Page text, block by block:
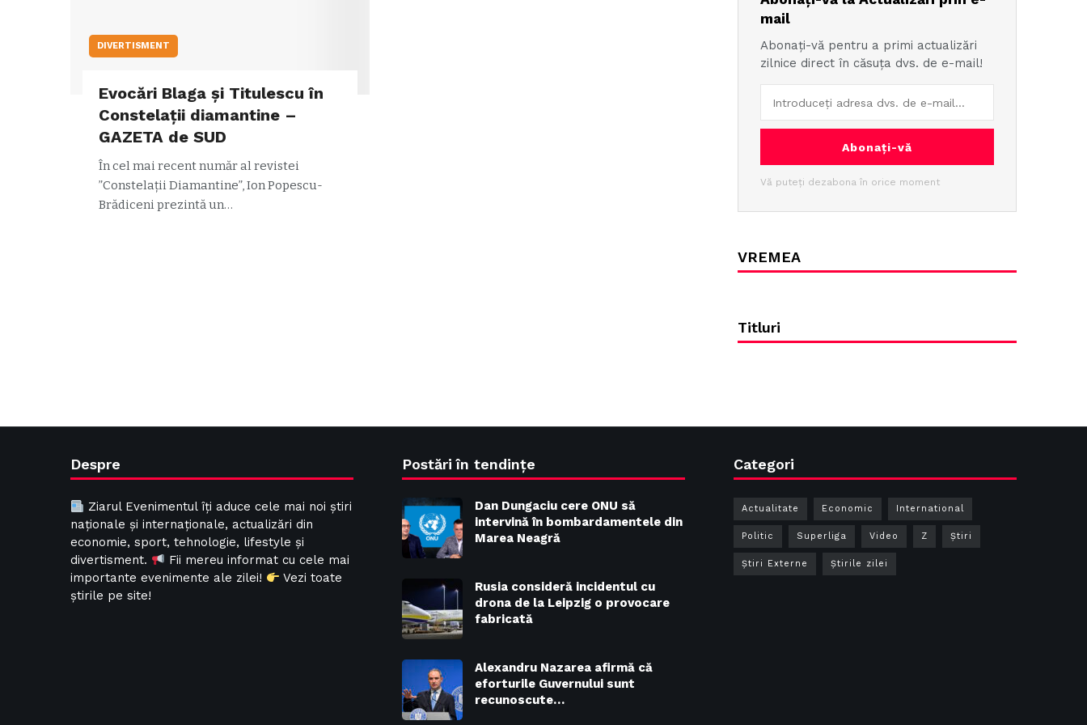
DIVERTISMENT
Evocări Blaga și Titulescu în
Constelații diamantine –
GAZETA de SUD
În cel mai recent număr al revistei
”Constelații Diamantine”, Ion Popescu-
Brădiceni prezintă un…
mail
Abonați-vă pentru a primi actualizări
zilnice direct în căsuța dvs. de e-mail!
Abonați-vă
Vă puteți dezabona în orice moment
VREMEA
Titluri
Despre
Ziarul Evenimentul îți aduce cele mai noi știri
naționale și internaționale, actualizări din
economie, sport, tehnologie, lifestyle și
divertisment.
Fii mereu informat cu cele mai
importante evenimente ale zilei!
Vezi toate
știrile pe site!
Postări în tendințe
Dan Dungaciu cere ONU să
intervină în bombardamentele din
Marea Neagră
Rusia consideră incidentul cu
drona de la Leipzig o provocare
fabricată
Alexandru Nazarea afirmă că
eforturile Guvernului sunt
recunoscute…
Categori
Actualitate Economic International
Politic Superliga Video Z Ştiri
Știri Externe Știrile zilei